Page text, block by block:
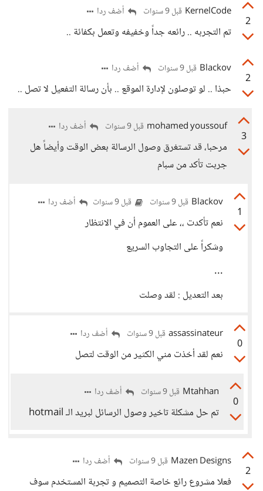
2
KernelCode قبل 9 سنوات أضف ردا
تم التجربه .. رائعه جداً وخفيفه وتعمل بكفائة ..
2
Blackov قبل 9 سنوات أضف ردا
حبذا .. لو توصلون لإدارة الموقع .. بأن رسالة التفعيل لا تصل ..
3
mohamed youssouf قبل 9 سنوات أضف ردا
مرحبا، قد تستغرق وصول الرسالة بعض الوقت وأيضاً هل
جربت تأكد من سبام
1
Blackov قبل 9 سنوات قبل 9 سنوات أضف ردا
نعم تأكدت ،، على العموم أن في الانتظار
وشكراً على التجاوب السريع
...
بعد التعديل : لقد وصلت
0
assassinateur قبل 9 سنوات أضف ردا
نعم لقد أخذت مني الكثير من الوقت لتصل
0
Mtahhan قبل 9 سنوات أضف ردا
تم حل مشكلة تاخير وصول الرسائل لبريد الـ hotmail
2
Mazen Designs قبل 9 سنوات أضف ردا
فعلا مشروع رائع خاصة التصميم و تجربة المستخدم سوف